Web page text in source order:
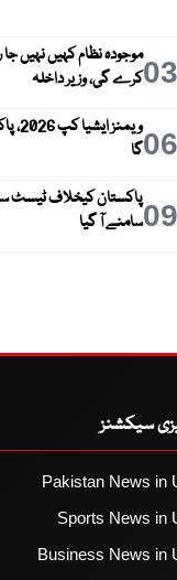
03موجودہ نظام کہیں نہیں
کرے گی، وزیر داخلہ
06گا
09سامنے آ گیا
سیکشنز
Pakistan News in
Sports News in
Business News in